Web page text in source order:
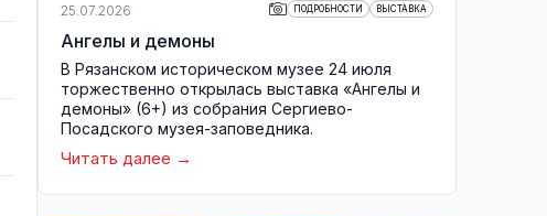
25.07.2026 ПОДРОБНОСТИ ВЫСТАВКА
Ангелы и демоны
В Рязанском историческом музее 24 июля
торжественно открылась выставка «Ангелы и
демоны» (6+) из собрания Сергиево-
Посадского музея-заповедника.
Читать далее